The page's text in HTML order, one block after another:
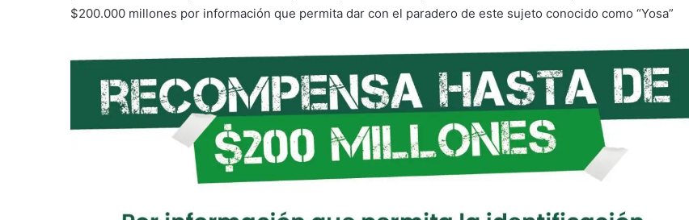
$200.000 millones por información que permita dar con el paradero de este sujeto conocido como “Yosa”